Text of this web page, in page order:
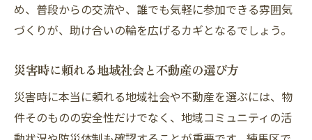
め、普段からの交流や、誰でも気軽に参加できる雰囲気
づくりが、助け合いの輪を広げるカギとなるでしょう。
災害時に頼れる地域社会と不動産の選び方
災害時に本当に頼れる地域社会や不動産を選ぶには、物
件そのものの安全性だけでなく、地域コミュニティの活